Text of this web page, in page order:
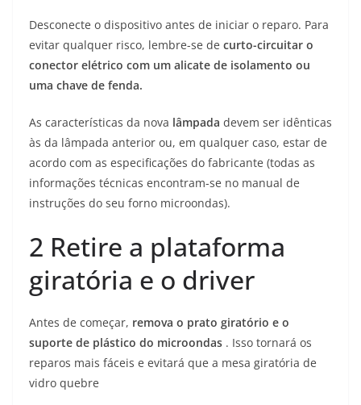
Desconecte o dispositivo antes de iniciar o reparo. Para
evitar qualquer risco, lembre-se de curto-circuitar o
conector elétrico com um alicate de isolamento ou
uma chave de fenda.
As características da nova lâmpada devem ser idênticas
às da lâmpada anterior ou, em qualquer caso, estar de
acordo com as especificações do fabricante (todas as
informações técnicas encontram-se no manual de
instruções do seu forno microondas).
2 Retire a plataforma
giratória e o driver
Antes de começar, remova o prato giratório e o
suporte de plástico do microondas . Isso tornará os
reparos mais fáceis e evitará que a mesa giratória de
vidro quebre